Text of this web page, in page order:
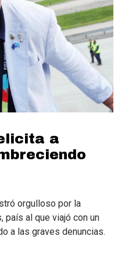
a
orgulloso por la
país al que viajó con un
a las graves denuncias.